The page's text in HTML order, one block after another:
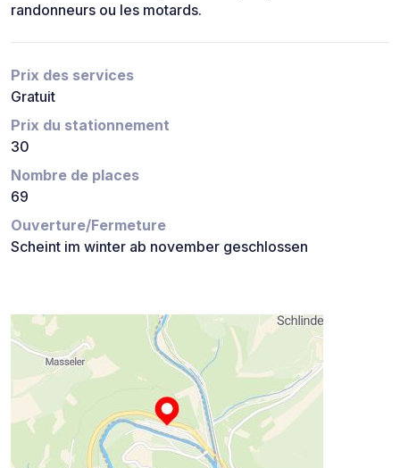
randonneurs ou les motards.
Prix des services
Gratuit
Prix du stationnement
30
Nombre de places
69
Ouverture/Fermeture
Scheint im winter ab november geschlossen